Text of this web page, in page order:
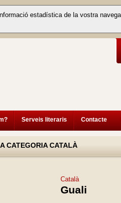
estadística de la vostra
Serveis literaris Contacte
CATEGORIA CATALÀ
Català
Guali